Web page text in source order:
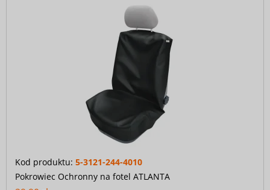
Kod produktu: 5-3121-244-4010
Pokrowiec Ochronny na fotel ATLANTA